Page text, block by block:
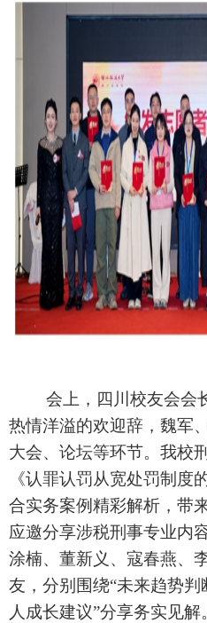
会上，四川校友会会
热情洋溢的欢迎辞，魏军
大会、论坛等环节。我校
《认罪认罚从宽处罚制度
合实务案例精彩解析，带
应邀分享涉税刑事专业内
涂楠、董新义、寇春燕、
友，分别围绕“未来趋势判
人成长建议”分享务实见